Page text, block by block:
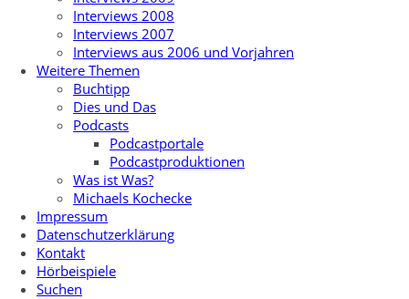
Interviews 2008
Interviews 2007
Interviews aus 2006 und Vorjahren
Weitere Themen
Buchtipp
Dies und Das
Podcasts
Podcastportale
Podcastproduktionen
Was ist Was?
Michaels Kochecke
Impressum
Datenschutzerklärung
Kontakt
Hörbeispiele
Suchen